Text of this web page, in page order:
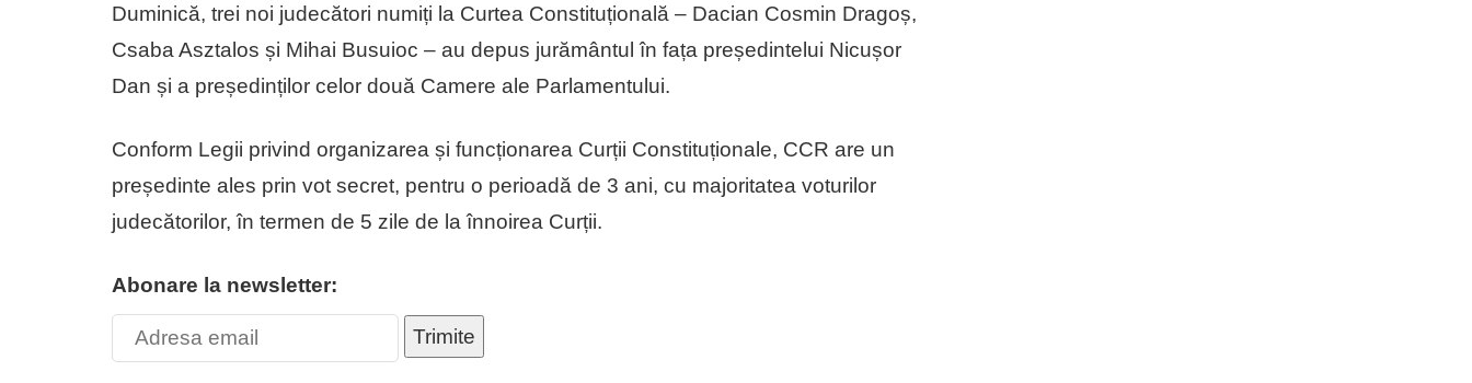
Duminică, trei noi judecători numiți la Curtea Constituțională – Dacian Cosmin Dragoș,
Csaba Asztalos și Mihai Busuioc – au depus jurământul în fața președintelui Nicușor
Dan și a președinților celor două Camere ale Parlamentului.
Conform Legii privind organizarea și funcționarea Curții Constituționale, CCR are un
președinte ales prin vot secret, pentru o perioadă de 3 ani, cu majoritatea voturilor
judecătorilor, în termen de 5 zile de la înnoirea Curții.
Abonare la newsletter:
Trimite